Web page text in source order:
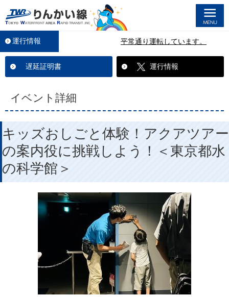
運行情報 平常通り運転しています。
遅延証明書 運行情報
イベント詳細
キッズおしごと体験！アクアツアー
の案内役に挑戦しよう！＜東京都水
の科学館＞